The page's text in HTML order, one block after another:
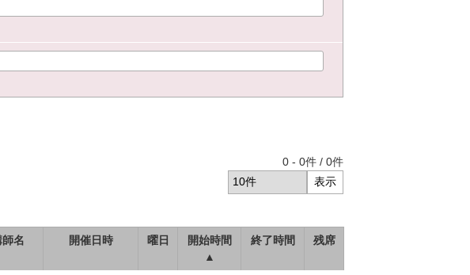
0 - 0件 / 0件
師名 開催日時 曜日
開始時間
▲
終了時間 残席